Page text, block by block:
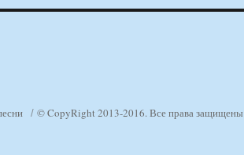
© CopyRight 2013-2016. Все права защищены